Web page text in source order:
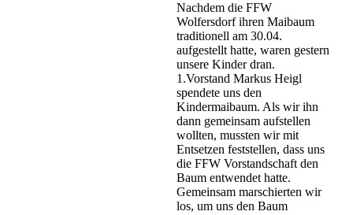
Nachdem die FFW
Wolfersdorf ihren Maibaum
traditionell am 30.04.
aufgestellt hatte, waren gestern
unsere Kinder dran.
1.Vorstand Markus Heigl
spendete uns den
Kindermaibaum. Als wir ihn
dann gemeinsam aufstellen
wollten, mussten wir mit
Entsetzen feststellen, dass uns
die FFW Vorstandschaft den
Baum entwendet hatte.
Gemeinsam marschierten wir
los, um uns den Baum